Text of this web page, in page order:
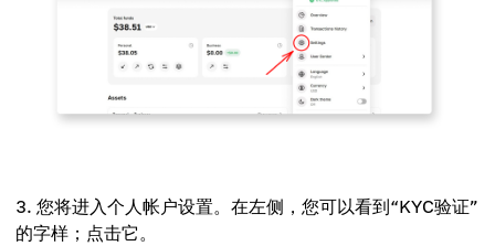
您将进入个人帐户设置。在左侧，您可以看到“KYC验证”
的字样；点击它。